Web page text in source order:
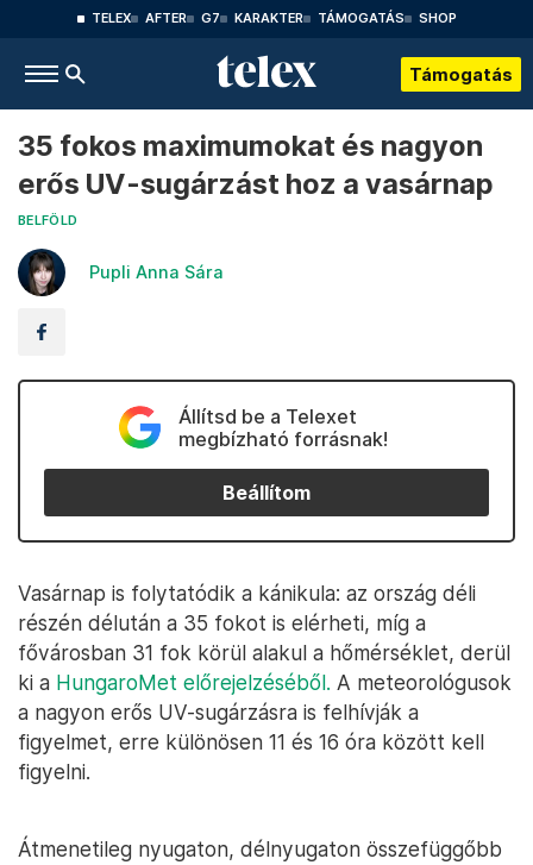
TELEX AFTER G7 KARAKTER TÁMOGATÁS SHOP
Támogatás
35 fokos maximumokat és nagyon
erős UV-sugárzást hoz a vasárnap
BELFÖLD
Pupli Anna Sára
Állítsd be a Telexet
megbízható forrásnak!
Beállítom
Vasárnap is folytatódik a kánikula: az ország déli
részén délután a 35 fokot is elérheti, míg a
fővárosban 31 fok körül alakul a hőmérséklet, derül
ki a HungaroMet előrejelzéséből. A meteorológusok
a nagyon erős UV-sugárzásra is felhívják a
figyelmet, erre különösen 11 és 16 óra között kell
figyelni.
Átmenetileg nyugaton, délnyugaton összefüggőbb